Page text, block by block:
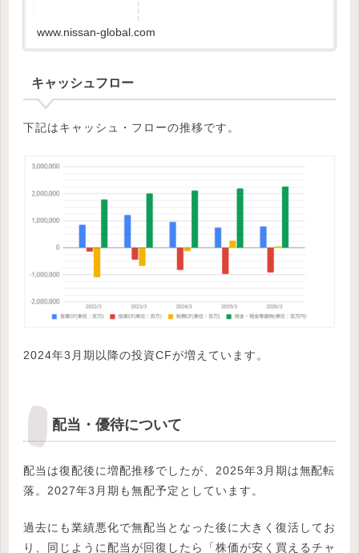
www.nissan-global.com
キャッシュフロー
下記はキャッシュ・フローの推移です。
2024年3月期以降の投資CFが増えています。
配当・優待について
配当は復配後に増配推移でしたが、2025年3月期は無配転
落。2027年3月期も無配予定としています。
過去にも業績悪化で無配当となった後に大きく復活してお
り、同じように配当が回復したら「株価が安く買えるチャ